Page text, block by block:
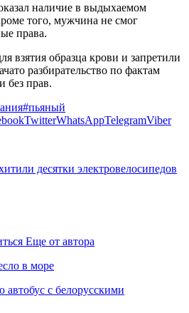
наличие в выдыхаемом
того, мужчина не смог
права.
взятия образца крови и запретили
разбирательство по фактам
без прав.
#пьяный
TwitterWhatsAppTelegramViber
десятки электровелосипедов
Еще от автора
в море
с белорусскими